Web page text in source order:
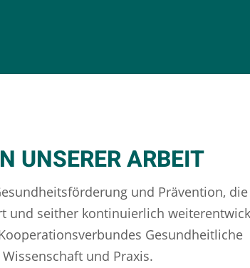
UNSERER ARBEIT
und Prävention,
und seither kontinuierlich
Gesundheitliche
und Praxis.